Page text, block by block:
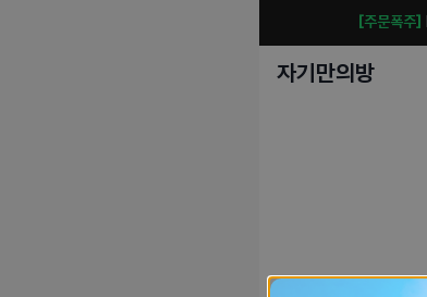
[주문폭주]
자기만의방